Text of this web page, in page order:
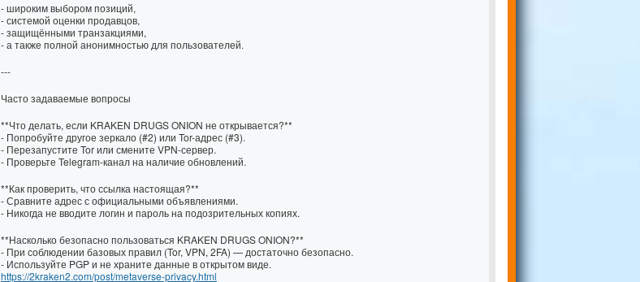
- широким выбором позиций,
- системой оценки продавцов,
- защищёнными транзакциями,
- а также полной анонимностью для пользователей.
---
Часто задаваемые вопросы
**Что делать, если KRAKEN DRUGS ONION не открывается?**
- Попробуйте другое зеркало (#2) или Tor-адрес (#3).
- Перезапустите Tor или смените VPN-сервер.
- Проверьте Telegram-канал на наличие обновлений.
**Как проверить, что ссылка настоящая?**
- Сравните адрес с официальными объявлениями.
- Никогда не вводите логин и пароль на подозрительных копиях.
**Насколько безопасно пользоваться KRAKEN DRUGS ONION?**
- При соблюдении базовых правил (Tor, VPN, 2FA) — достаточно безопасно.
- Используйте PGP и не храните данные в открытом виде.
https://2kraken2.com/post/metaverse-privacy.html